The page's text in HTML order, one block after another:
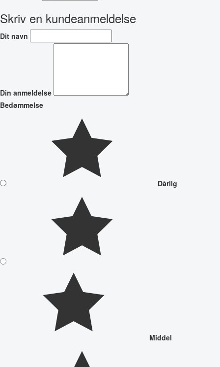
Skriv en kundeanmeldelse
Dit navn
Din anmeldelse
Bedømmelse
Dårlig
Middel